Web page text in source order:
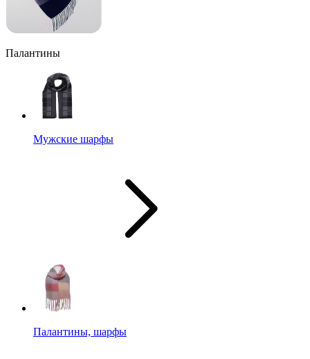
Палантины
Мужские шарфы
Палантины, шарфы